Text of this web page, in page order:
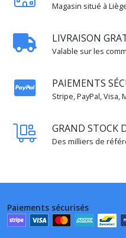
Magasin situé à
LIVRAISON
Valable sur les
PAIEMENTS
Stripe, PayPal, Visa,
GRAND STOCK
Des milliers de
Paiements sécurisés